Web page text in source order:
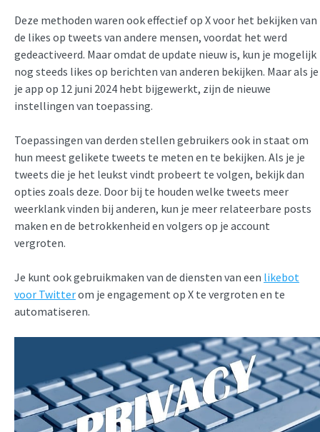
Deze methoden waren ook effectief op X voor het bekijken van
de likes op tweets van andere mensen, voordat het werd
gedeactiveerd. Maar omdat de update nieuw is, kun je mogelijk
nog steeds likes op berichten van anderen bekijken. Maar als je
je app op 12 juni 2024 hebt bijgewerkt, zijn de nieuwe
instellingen van toepassing.
Toepassingen van derden stellen gebruikers ook in staat om
hun meest gelikete tweets te meten en te bekijken. Als je je
tweets die je het leukst vindt probeert te volgen, bekijk dan
opties zoals deze. Door bij te houden welke tweets meer
weerklank vinden bij anderen, kun je meer relateerbare posts
maken en de betrokkenheid en volgers op je account
vergroten.
Je kunt ook gebruikmaken van de diensten van een likebot
voor Twitterom je engagement op X te vergroten en te
automatiseren.